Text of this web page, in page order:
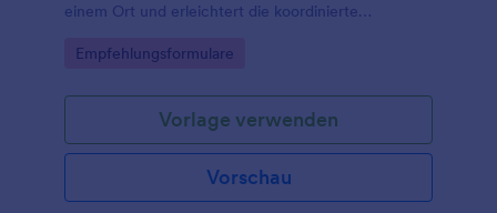
einem Ort und erleichtert die koordinierte
private Vorhaben über Jotform.
Go to Category:
Empfehlungsformulare
Vorlage verwenden
Vorschau